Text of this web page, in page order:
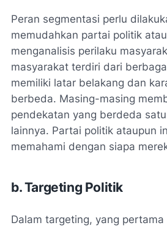
Peran segmentasi perlu
memudahkan partai politik
menganalisis perilaku
masyarakat terdiri dari
memiliki latar belakang dan
berbeda. Masing-masing
pendekatan yang berdeda
lainnya. Partai politik ataupun
memahami dengan siapa
b. Targeting Politik
Dalam targeting, yang